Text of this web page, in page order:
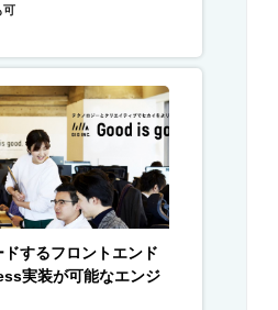
可
するフロントエンド
実装が可能なエンジ